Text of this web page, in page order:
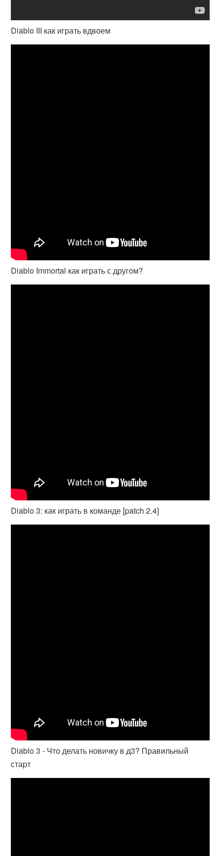
Diablo III как играть вдвоем
Diablo Immortal как играть с другом?
Diablo 3: как играть в команде [patch 2.4]
Diablo 3 - Что делать новичку в д3? Правильный
старт